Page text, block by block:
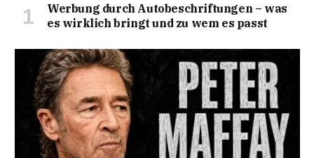
Werbung durch Autobeschriftungen – was
es wirklich bringt und zu wem es passt